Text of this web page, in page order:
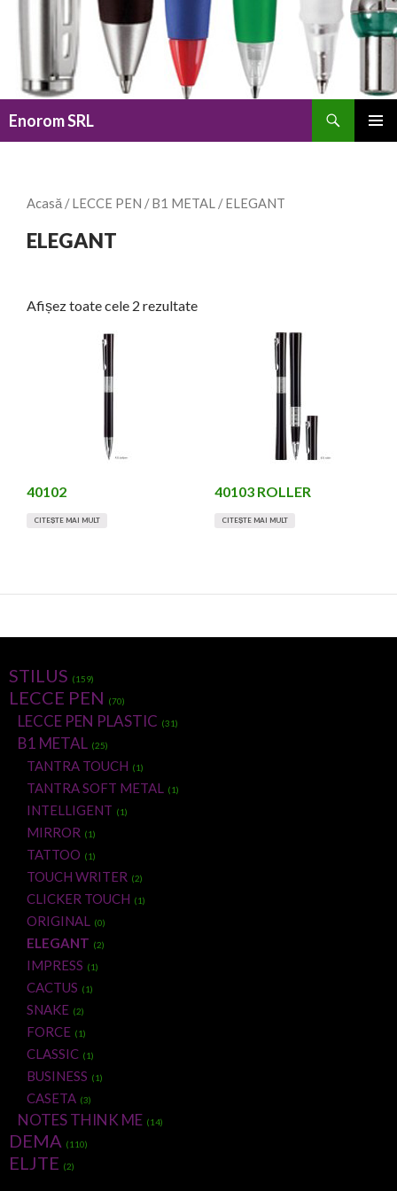
Enorom SRL
Acasă /LECCE PEN /B1 METAL / ELEGANT
ELEGANT
Afișez toate cele 2 rezultate
40102
CITEȘTE MAI MULT
40103 ROLLER
CITEȘTE MAI MULT
STILUS (159)
LECCE PEN (70)
LECCE PEN PLASTIC (31)
B1 METAL (25)
TANTRA TOUCH (1)
TANTRA SOFT METAL (1)
INTELLIGENT (1)
MIRROR (1)
TATTOO (1)
TOUCH WRITER (2)
CLICKER TOUCH (1)
ORIGINAL (0)
ELEGANT (2)
IMPRESS (1)
CACTUS (1)
SNAKE (2)
FORCE (1)
CLASSIC (1)
BUSINESS (1)
CASETA (3)
NOTES THINK ME (14)
DEMA (110)
ELJTE (2)